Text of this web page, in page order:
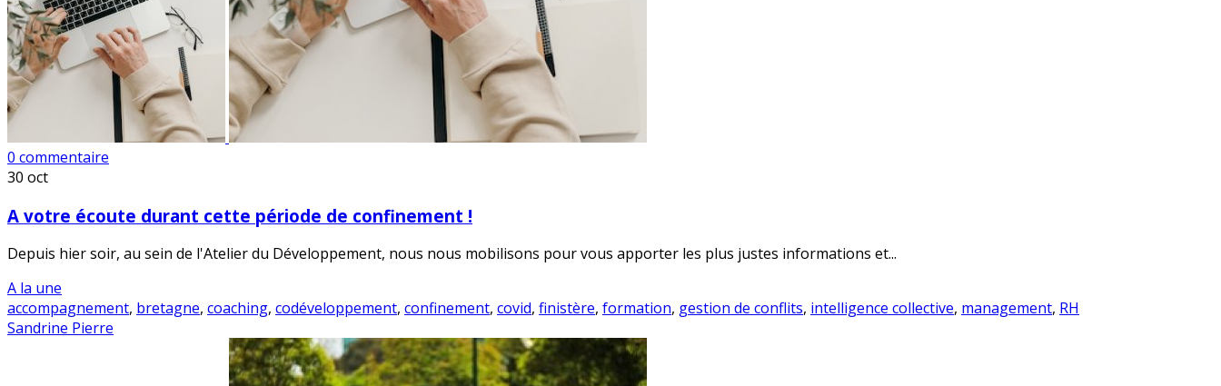
0 commentaire
30 oct
A votre écoute durant cette période de confinement !
Depuis hier soir, au sein de l'Atelier du Développement, nous nous mobilisons pour vous apporter les plus justes informations et...
A la une
accompagnement, bretagne, coaching, codéveloppement, confinement, covid, finistère, formation, gestion de conflits, intelligence collective, management, RH
Sandrine Pierre